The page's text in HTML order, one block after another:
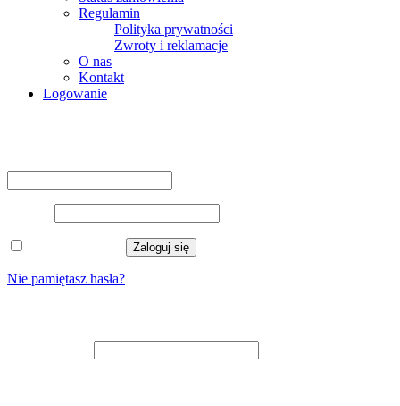
Regulamin
Polityka prywatności
Zwroty i reklamacje
O nas
Kontakt
Logowanie
Zaloguj się
Nie pamiętasz hasła?